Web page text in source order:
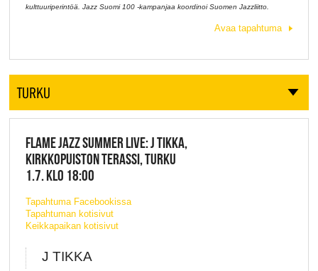
kulttuuriperintöä. Jazz Suomi 100 -kampanjaa koordinoi Suomen Jazzliitto.
Avaa tapahtuma
TURKU
FLAME JAZZ SUMMER LIVE: J TIKKA,
KIRKKOPUISTON TERASSI, TURKU
1.7. KLO 18:00
Tapahtuma Facebookissa
Tapahtuman kotisivut
Keikkapaikan kotisivut
J TIKKA